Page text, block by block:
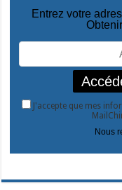
Entrez votre
J'accepte que mes
Nous